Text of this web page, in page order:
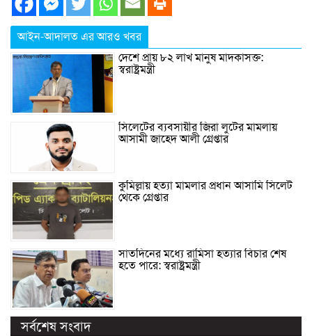
আইন-আদালত এর আরও খবর
দেশে প্রায় ৮২ লাখ মানুষ মাদকাসক্ত:
স্বরাষ্ট্রমন্ত্রী
সিলেটের ব্যবসায়ীর জিরা লুটের মামলায়
আসামী জাহেদ আলী গ্রেপ্তার
কুমিল্লায় হত্যা মামলার প্রধান আসামি সিলেট
থেকে গ্রেপ্তার
সাতদিনের মধ্যে রামিসা হত্যার বিচার শেষ
হতে পারে: স্বরাষ্ট্রমন্ত্রী
সর্বশেষ সংবাদ